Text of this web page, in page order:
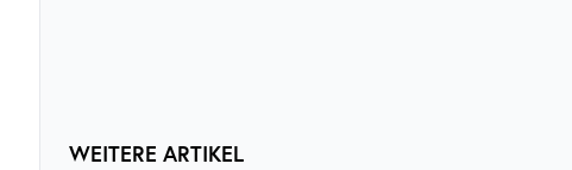
WEITERE ARTIKEL